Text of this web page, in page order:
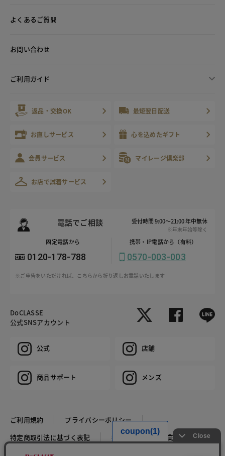
よくあるご質問
お問い合わせ
ご利用ガイド
返品・交換OK 最短翌日配送
お直しサービス 心を込めたギフト
会員サービス マイレージ倶楽部
お店で試着サービス
電話でご相談 受付時間 9:00～21:00 年中無休
※年末年始等除く
固定電話から
0120-178-788
携帯・IP電話から（有料）
0570-003-003
※ご申告をいただければ、こちらから折り返しお電話いたします
DoCLASSE
公式SNSアカウント
公式 店舗
商品サポート メンズ
ご利用規約
プライバシーポリシー
特定商取引法に基づく表記
推奨環境 企業情報
COPYRIGHT © DoCLASSE ALL RIGHTS RESERVED.